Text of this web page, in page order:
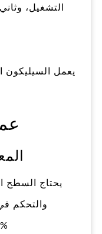
التشغيل،
يعمل السيليكون
يحتاج السطح
محتوى رطوبة الخشب في 8-12%